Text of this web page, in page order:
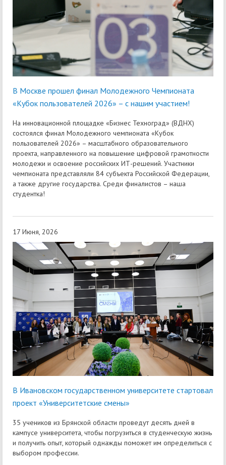
В Москве прошел финал Молодежного Чемпионата
«Кубок пользователей 2026» – с нашим участием!
На инновационной площадке «Бизнес Техноград» (ВДНХ)
состоялся финал Молодежного чемпионата «Кубок
пользователей 2026» – масштабного образовательного
проекта, направленного на повышение цифровой грамотности
молодежи и освоение российских ИТ-решений. Участники
чемпионата представляли 84 субъекта Российской Федерации,
а также другие государства. Среди финалистов – наша
студентка!
17 Июня, 2026
В Ивановском государственном университете стартовал
проект «Университетские смены»
35 учеников из Брянской области проведут десять дней в
кампусе университета, чтобы погрузиться в студенческую жизнь
и получить опыт, который однажды поможет им определиться с
выбором профессии.